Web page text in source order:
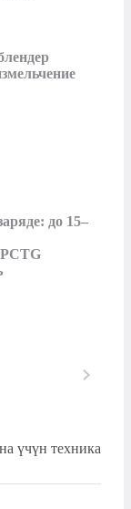
до 15–
үчүн техника